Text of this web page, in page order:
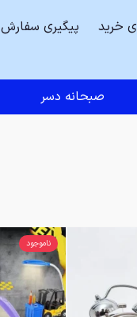
خرید
پیگیری سفارش
صبحانه دسر
ناموجود